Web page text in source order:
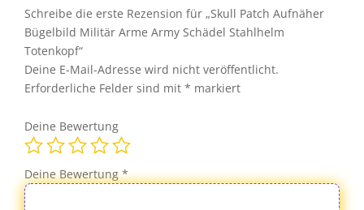
Army
Schädel
Stahlhelm
Totenkopf
Menge
Schreibe die erste Rezension für „Skull Patch Aufnäher
Bügelbild Militär Arme Army Schädel Stahlhelm
Totenkopf“
Deine E-Mail-Adresse wird nicht veröffentlicht.
Erforderliche Felder sind mit* markiert
Deine Bewertung
Deine Bewertung*